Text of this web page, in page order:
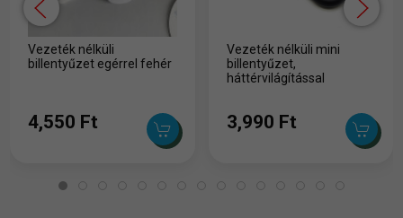
Vezeték nélküli
billentyűzet egérrel fehér
4,550 Ft
Vezeték nélküli mini
billentyűzet,
háttérvilágítással
3,990 Ft